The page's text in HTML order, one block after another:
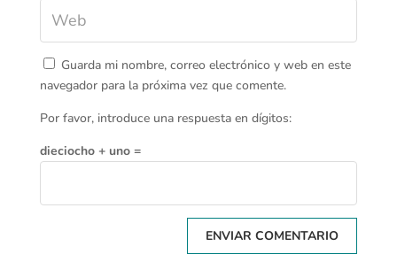
Guarda mi nombre, correo electrónico y web en este
navegador para la próxima vez que comente.
Por favor, introduce una respuesta en dígitos:
dieciocho + uno =
ENVIAR COMENTARIO